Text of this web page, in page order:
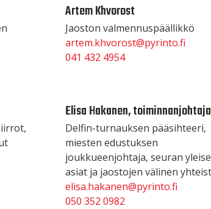
Artem Khvorost
Jaoston valmennuspäällikkö
artem.khvorost@pyrinto.fi
041 432 4954
Elisa Hakanen, toiminnanjohtaja
Delfin-turnauksen pääsihteeri,
miesten edustuksen
joukkueenjohtaja, seuran
asiat ja jaostojen välinen
elisa.hakanen@pyrinto.fi
050 352 0982